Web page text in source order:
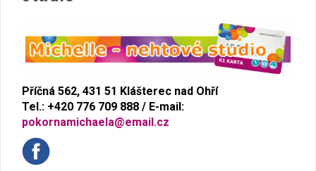
Příčná 562, 431 51 Klášterec nad Ohří
Tel.: +420 776 709 888 / E-mail:
pokornamichaela@email.cz